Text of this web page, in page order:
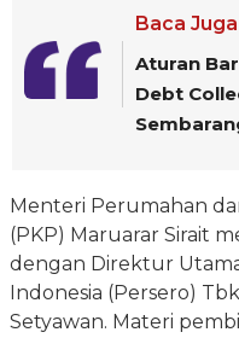
Baca Juga
Aturan
Debt
Menteri Perumahan
(PKP) Maruarar Sirait
dengan Direktur
Indonesia (Persero)
Setyawan. Materi